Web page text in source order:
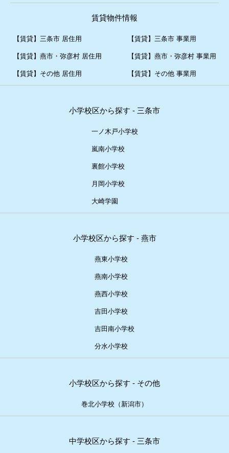
賃貸物件情報
【賃貸】三条市 居住用
【賃貸】燕市・弥彦村 居住用
【賃貸】その他 居住用
【賃貸】三条市 事業用
【賃貸】燕市・弥彦村 事業用
【賃貸】その他 事業用
小学校区から探す - 三条市
一ノ木戸小学校
嵐南小学校
裏館小学校
月岡小学校
大崎学園
小学校区から探す - 燕市
燕東小学校
燕南小学校
燕西小学校
吉田小学校
吉田南小学校
分水小学校
小学校区から探す - その他
巻北小学校（新潟市）
中学校区から探す - 三条市